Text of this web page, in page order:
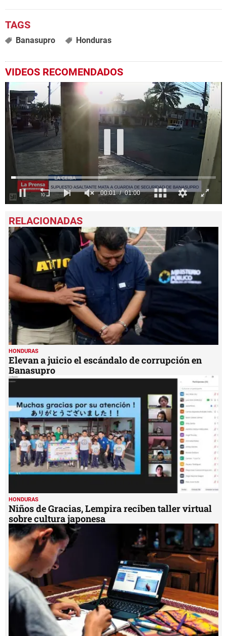
Banasupro Honduras
VIDEOS RECOMENDADOS
seconds
of
1
minute,
HONDURAS
Elevan a juicio el escándalo de corrupción en
Banasupro
HONDURAS
Niños de Gracias, Lempira reciben taller virtual
sobre cultura japonesa